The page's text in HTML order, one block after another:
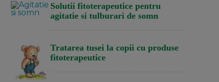
Solutii fitoterapeutice pentru
agitatie si tulburari de somn
Tratarea tusei la copii cu produse
fitoterapeutice